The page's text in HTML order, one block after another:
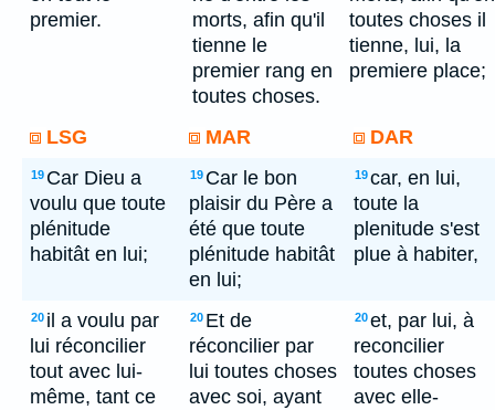
premier.
morts, afin qu'il
tienne le
premier rang en
toutes choses.
toutes choses il
tienne, lui, la
premiere place;
LSG MAR DAR
19 Car Dieu a
voulu que toute
plénitude
habitât en lui;
19 Car le bon
plaisir du Père a
été que toute
plénitude habitât
en lui;
19car, en lui,
toute la
plenitude s'est
plue à habiter,
20 il a voulu par
lui réconcilier
tout avec lui-
même, tant ce
20 Et de
réconcilier par
lui toutes choses
avec soi, ayant
20et, par lui, à
reconcilier
toutes choses
avec elle-